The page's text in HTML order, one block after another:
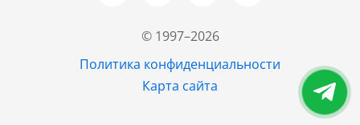
© 1997–2026
Политика конфиденциальности
Карта сайта
+7 (843) 202-37-37